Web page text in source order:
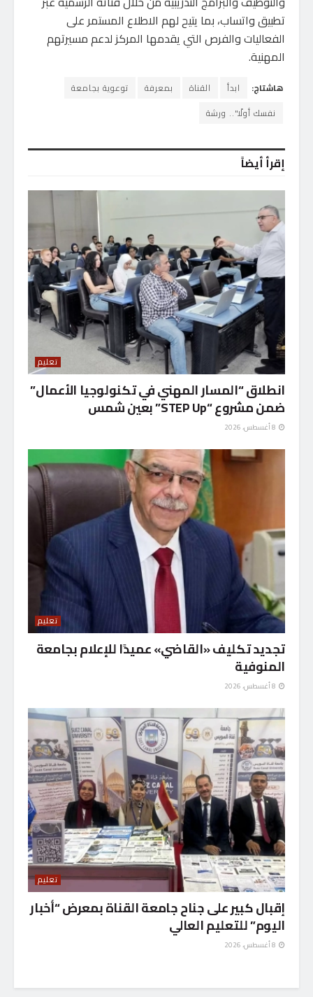
تطبيق واتساب، بما يتيح لهم الاطلاع المستمر على
الفعاليات والفرص التي يقدمها المركز لدعم مسيرتهم
المهنية.
هاشتاج: ابدأ القناة بمعرفة
توعوية بجامعة
نفسك أولًا".. ورشة
إقرأ أيضاً
تعليم
انطلاق “المسار المهني في تكنولوجيا الأعمال”
ضمن مشروع “STEP Up” بعين شمس
تعليم
تجديد تكليف «القاضي» عميدًا للإعلام بجامعة
المنوفية
تعليم
إقبال كبير على جناح جامعة القناة بمعرض “أخبار
اليوم” للتعليم العالي